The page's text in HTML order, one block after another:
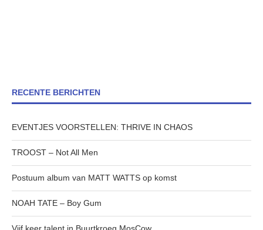
RECENTE BERICHTEN
EVENTJES VOORSTELLEN: THRIVE IN CHAOS
TROOST – Not All Men
Postuum album van MATT WATTS op komst
NOAH TATE – Boy Gum